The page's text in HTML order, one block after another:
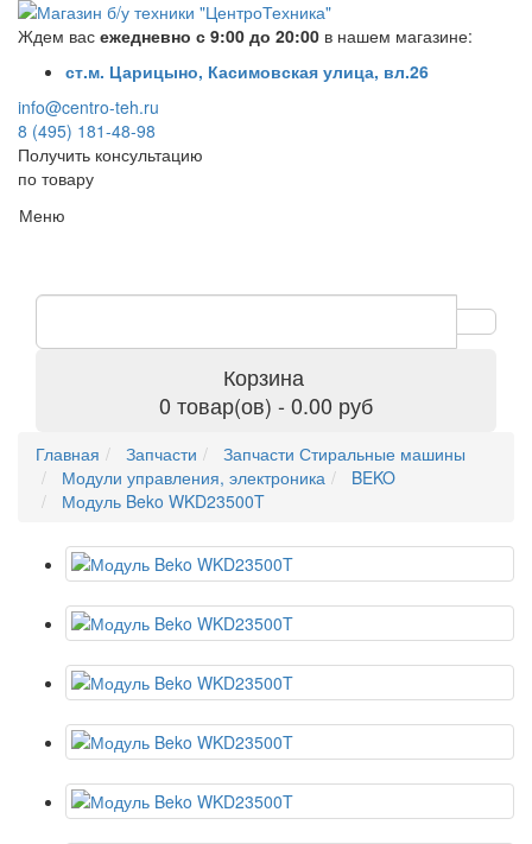
Ждем вас ежедневно с 9:00 до 20:00 в нашем магазине:
ст.м. Царицыно, Касимовская улица, вл.26
info@centro-teh.ru
8 (495) 181-48-98
Получить консультацию
по товару
Меню
Корзина
0 товар(ов) - 0.00 руб
Главная Запчасти
Запчасти Стиральные машины
Модули управления, электроника
BEKO
Модуль Beko WKD23500T